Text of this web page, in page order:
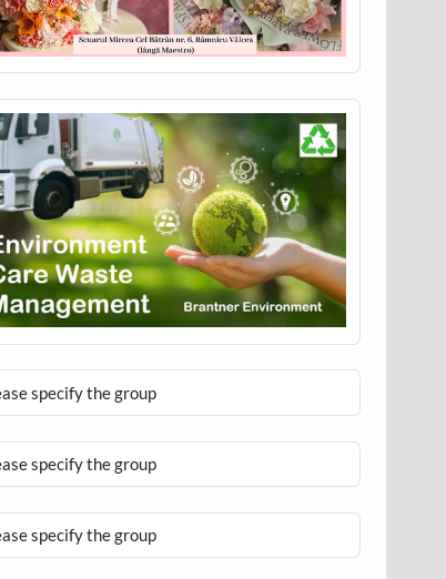
specify the group
specify the group
specify the group